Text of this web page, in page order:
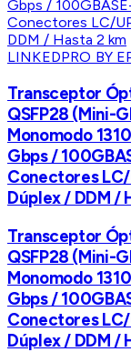
LINKEDPRO BY
Transceptor
QSFP28 (Mini-
Monomodo
Gbps /
Conectores
Dúplex / DDM /
Transceptor
QSFP28 (Mini-
Monomodo
Gbps /
Conectores
Dúplex / DDM /